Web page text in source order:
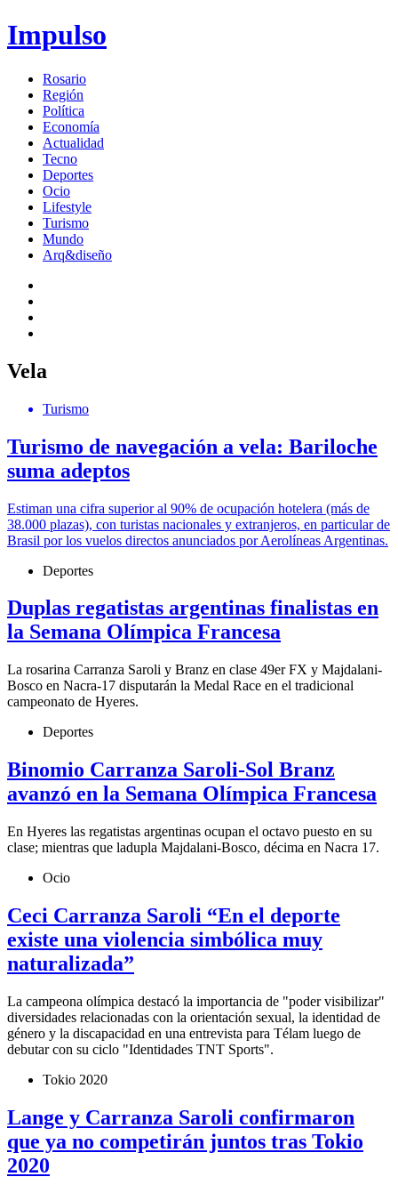
Impulso
Rosario
Región
Política
Economía
Actualidad
Tecno
Deportes
Ocio
Lifestyle
Turismo
Mundo
Arq&diseño
Vela
Turismo
Turismo de navegación a vela: Bariloche
suma adeptos
Estiman una cifra superior al 90% de ocupación hotelera (más de
38.000 plazas), con turistas nacionales y extranjeros, en particular de
Brasil por los vuelos directos anunciados por Aerolíneas Argentinas.
Deportes
Duplas regatistas argentinas finalistas en
la Semana Olímpica Francesa
La rosarina Carranza Saroli y Branz en clase 49er FX y Majdalani-
Bosco en Nacra-17 disputarán la Medal Race en el tradicional
campeonato de Hyeres.
Deportes
Binomio Carranza Saroli-Sol Branz
avanzó en la Semana Olímpica Francesa
En Hyeres las regatistas argentinas ocupan el octavo puesto en su
clase; mientras que ladupla Majdalani-Bosco, décima en Nacra 17.
Ocio
Ceci Carranza Saroli “En el deporte
existe una violencia simbólica muy
naturalizada”
La campeona olímpica destacó la importancia de "poder visibilizar"
diversidades relacionadas con la orientación sexual, la identidad de
género y la discapacidad en una entrevista para Télam luego de
debutar con su ciclo "Identidades TNT Sports".
Tokio 2020
Lange y Carranza Saroli confirmaron
que ya no competirán juntos tras Tokio
2020